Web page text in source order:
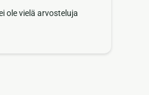
ole vielä arvosteluja